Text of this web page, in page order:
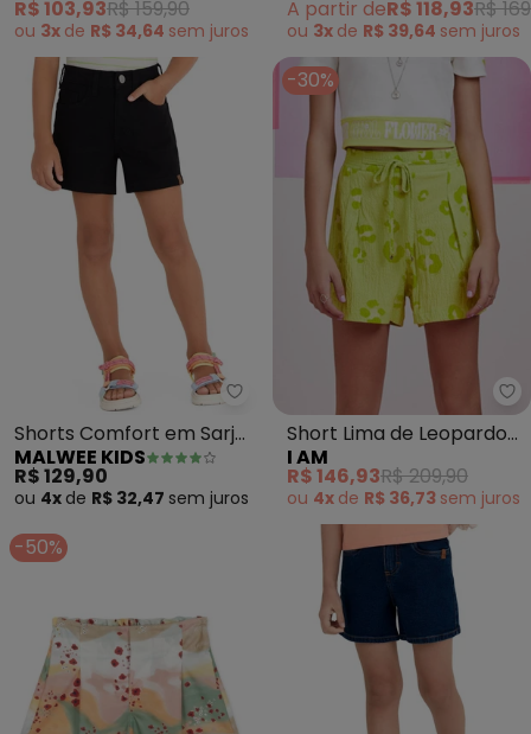
R$ 103,93R$ 159,90
ou 3x de R$ 34,64 sem juros
A partir deR$ 118,93R$
ou 3x de R$ 39,64 sem juros
Malwee Kids - Shorts Comfort
Shorts Comfort em Sarja
(Preto)
MALWEE KIDS
R$ 129,90
ou 4x de R$ 32,47 sem juros
-30%
I
Short Lima de Leopardo
(Verde Limão)
I AM
R$ 146,93R$ 209,90
ou 4x de R$ 36,73 sem juros
-50%